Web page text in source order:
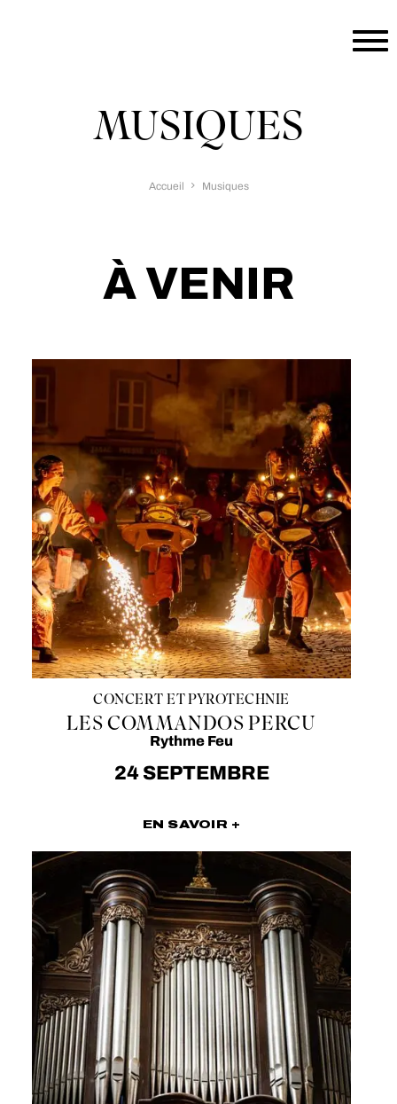
MUSIQUES
Accueil Musiques
À VENIR
CONCERT ET PYROTECHNIE
LES COMMANDOS PERCU
Rythme Feu
24 SEPTEMBRE
EN SAVOIR +